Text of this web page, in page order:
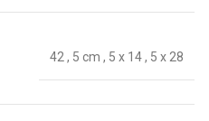
42, 5 cm , 5 x 14, 5 x 28